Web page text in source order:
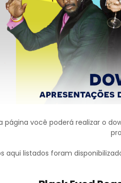
página você poderá realizar o
aqui listados foram